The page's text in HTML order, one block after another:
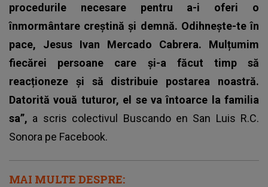
procedurile necesare pentru a-i oferi o
înmormântare creștină și demnă. Odihnește-te în
pace, Jesus Ivan Mercado Cabrera. Mulțumim
fiecărei persoane care și-a făcut timp să
reacționeze și să distribuie postarea noastră.
Datorită vouă tuturor, el se va întoarce la familia
sa”, a scris colectivul Buscando en San Luis R.C.
Sonora pe Facebook.
MAI MULTE DESPRE: